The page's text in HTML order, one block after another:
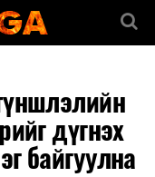
дүгнэх
байгуулна